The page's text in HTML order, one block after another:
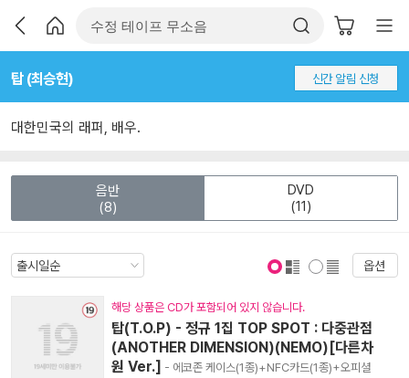
탑 (최승현) 신간 알림 신청
대한민국의 래퍼, 배우.
음반
(8)
DVD
(11)
옵션
해당 상품은 CD가 포함되어 있지 않습니다.
탑(T.O.P) - 정규 1집 TOP SPOT : 다중관점
(ANOTHER DIMENSION)(NEMO)[다른차
원 Ver.] - 에코존 케이스(1종)+NFC카드(1종)+오피셜